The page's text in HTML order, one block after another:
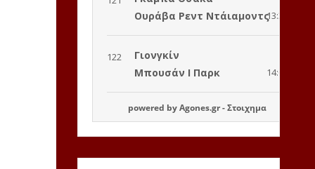
powered byAgones.gr-Στοιχημα